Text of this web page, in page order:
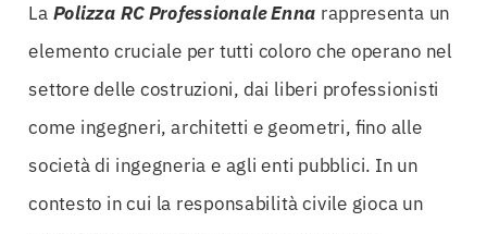
La Polizza RC Professionale Enna rappresenta un
elemento cruciale per tutti coloro che operano nel
settore delle costruzioni, dai liberi professionisti
come ingegneri, architetti e geometri, fino alle
società di ingegneria e agli enti pubblici. In un
contesto in cui la responsabilità civile gioca un